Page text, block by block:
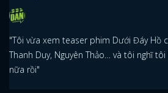
"Tôi vừa xem teaser phim Dưới Đáy Hồ
Thanh Duy, Nguyên Thảo… và tôi nghĩ
nữa rồi"